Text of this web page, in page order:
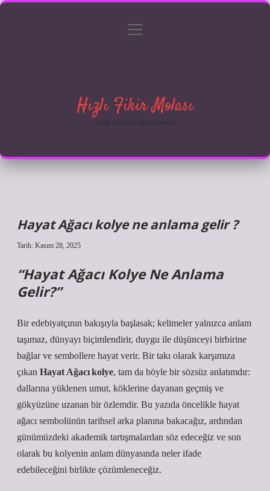
Gizlilik Politikası
menüyü
Hızlı Fikir Molası
Anlık bilgilerle zihnini tazele!
Hayat Ağacı kolye ne anlama gelir ?
Tarih: Kasım 28, 2025
“Hayat AğacıKolye Ne Anlama
Gelir?”
Bir edebiyatçının bakışıyla başlasak; kelimeler yalnızca anlam
taşımaz, dünyayı biçimlendirir, duygu ile düşünceyi birbirine
bağlar ve sembollere hayat verir. Bir takı olarak karşımıza
çıkan Hayat Ağacı kolye, tam da böyle bir sözsüz anlatımdır:
dallarına yüklenen umut, köklerine dayanan geçmiş ve
gökyüzüne uzanan bir özlemdir. Bu yazıda öncelikle hayat
ağacı sembolünün tarihsel arka planına bakacağız, ardından
günümüzdeki akademik tartışmalardan söz edeceğiz ve son
olarak bu kolyenin anlam dünyasında neler ifade
edebileceğini birlikte çözümleneceğiz.